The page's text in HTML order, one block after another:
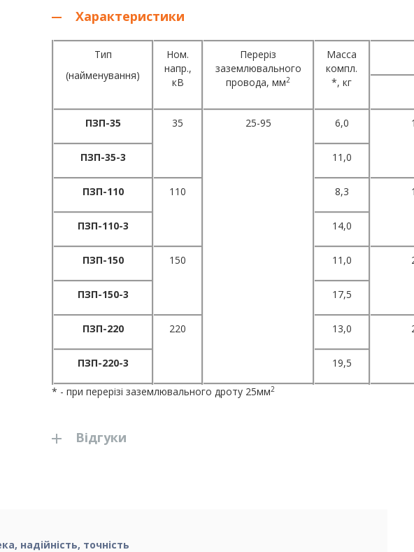
Характеристики
Тип
(найменування)
Ном.
напр.,
кВ
Переріз
заземлювального
провода, мм2
Масса
компл.
*, кг
ПЗП-35 35 25-95 6,0
ПЗП-35-3 11,0
ПЗП-110 110 8,3
ПЗП-110-3 14,0
ПЗП-150 150 11,0
ПЗП-150-3 17,5
ПЗП-220 220 13,0
ПЗП-220-3 19,5
* - при перерізі заземлювального дроту 25мм2
Відгуки
надійність, точність